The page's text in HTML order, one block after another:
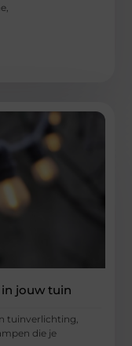
in jouw tuin
tuinverlichting,
die je